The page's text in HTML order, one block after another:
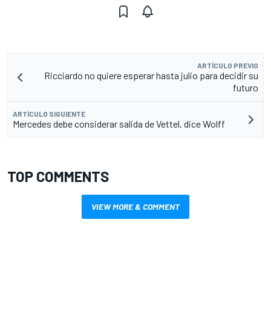
ARTÍCULO PREVIO
Ricciardo no quiere esperar hasta julio para decidir su
futuro
ARTÍCULO SIGUIENTE
Mercedes debe considerar salida de Vettel, dice Wolff
TOP COMMENTS
VIEW MORE & COMMENT